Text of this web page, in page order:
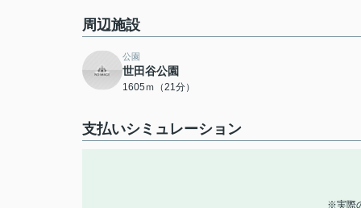
周辺施設
公園
世田谷公園
1605ｍ（21分）
支払いシミュレーション
※実際